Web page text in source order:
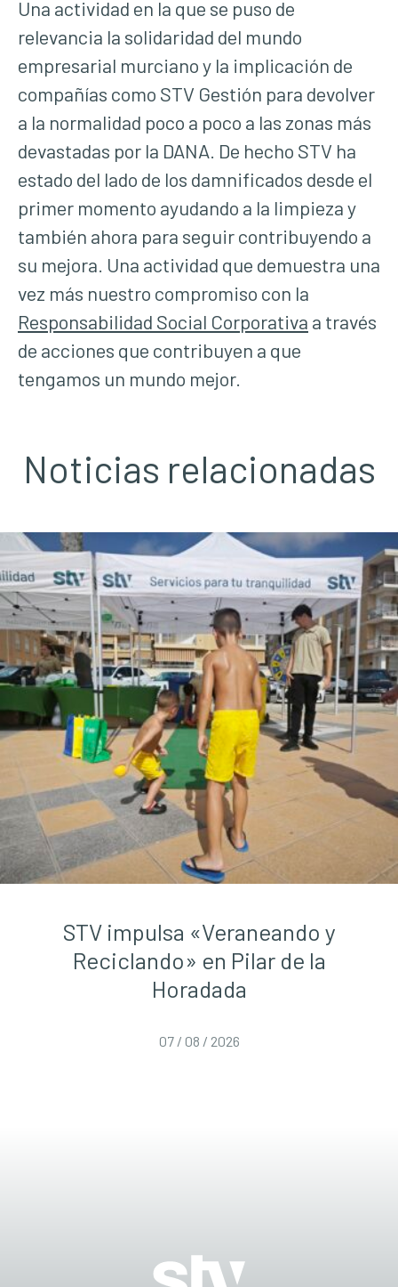
Una actividad en la que se puso de
relevancia la solidaridad del mundo
empresarial murciano y la implicación de
compañías como STV Gestión para devolver
a la normalidad poco a poco a las zonas más
devastadas por la DANA. De hecho STV ha
estado del lado de los damnificados desde el
primer momento ayudando a la limpieza y
también ahora para seguir contribuyendo a
su mejora. Una actividad que demuestra una
vez más nuestro compromiso con la
Responsabilidad Social Corporativa a través
de acciones que contribuyen a que
tengamos un mundo mejor.
Noticias relacionadas
STV impulsa «Veraneando y
Reciclando» en Pilar de la
Horadada
07 / 08 / 2026